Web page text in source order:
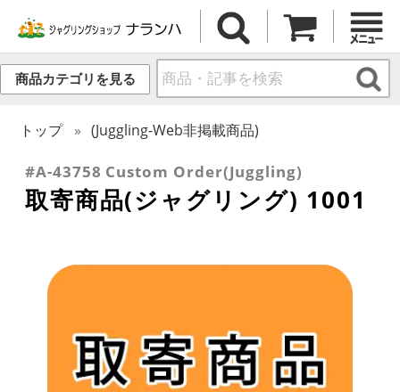
商品カテゴリを見る
トップ (Juggling-Web非掲載商品)
#A-43758 Custom Order(Juggling)
取寄商品(ジャグリング) 1001